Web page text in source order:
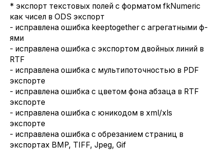
* экспорт текстовых полей с форматом fkNumeric
как чисел в ODS экспорт
- исправлена ошибка keeptogether с агрегатными ф-
ями
- исправлена ошибка с экспортом двойных линий в
RTF
- исправлена ошибка с мультипоточностью в PDF
экспорте
- исправлена ошибка с цветом фона абзаца в RTF
экспорте
- исправлена ошибка с юникодом в xml/xls
экспорте
- исправлена ошибка с обрезанием страниц в
экспортах BMP, TIFF, Jpeg, Gif